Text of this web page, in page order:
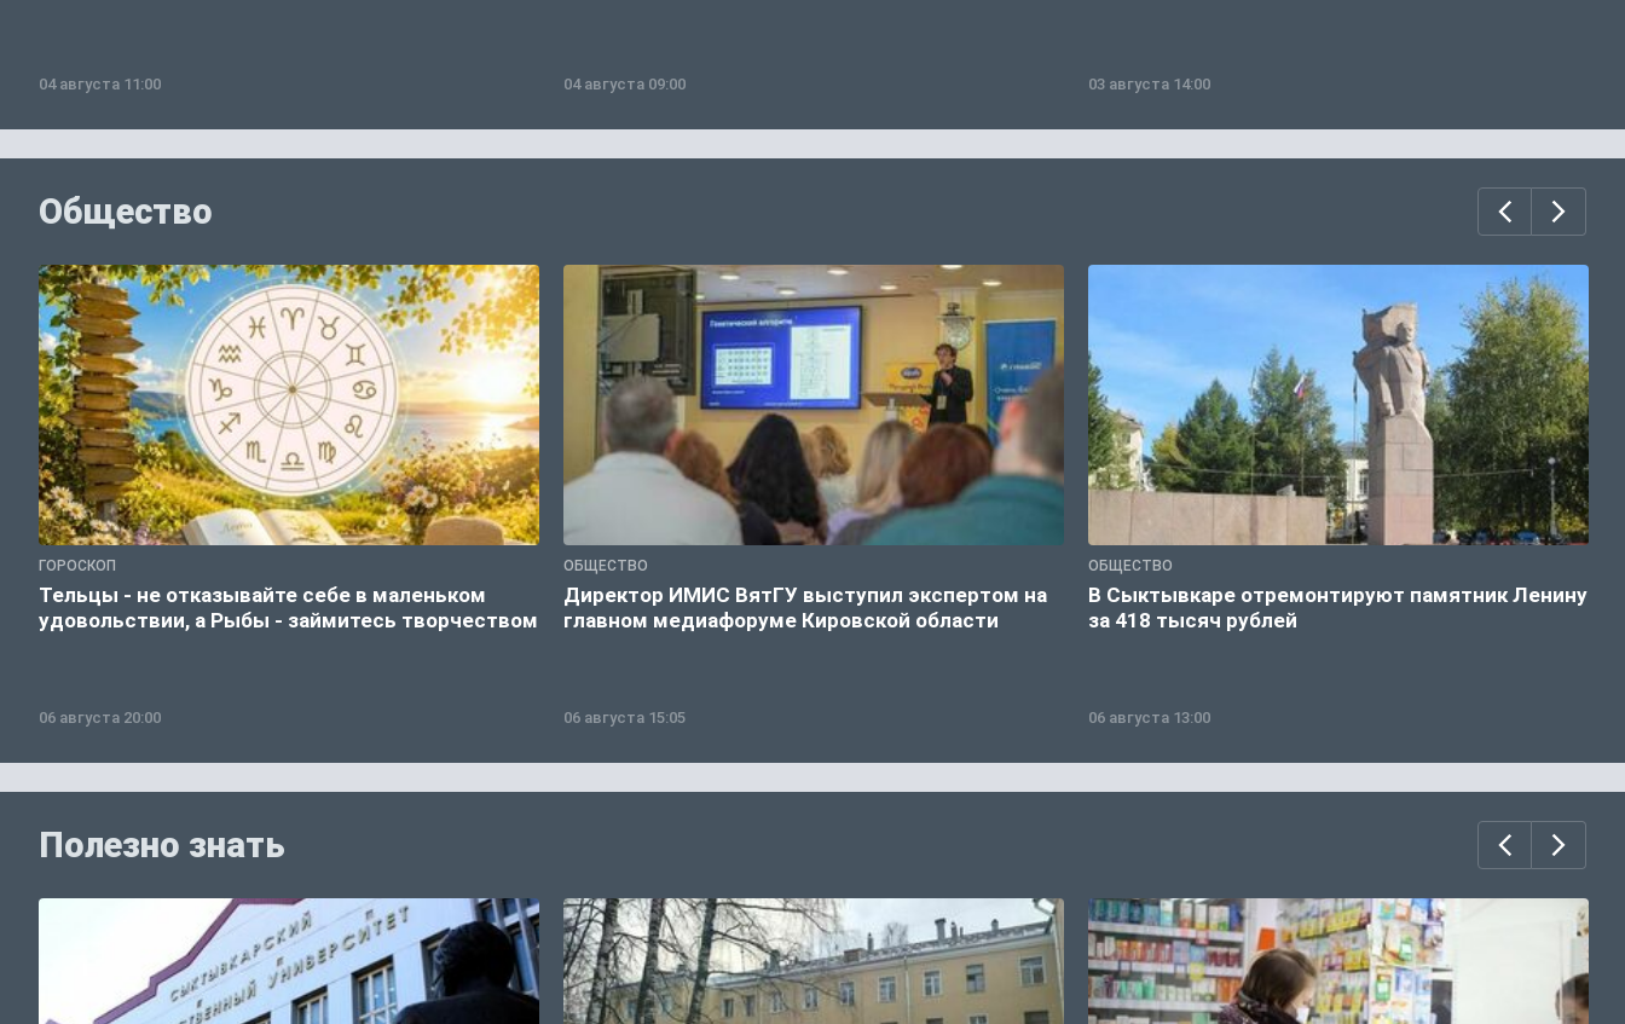
04 августа 11:00 04 августа 09:00 03 августа 14:00
Общество
ГОРОСКОП
Тельцы - не отказывайте себе в маленьком
удовольствии, а Рыбы - займитесь творчеством
06 августа 20:00
ОБЩЕСТВО
Директор ИМИС ВятГУ выступил экспертом на
главном медиафоруме Кировской области
06 августа 15:05
ОБЩЕСТВО
В Сыктывкаре отремонтируют памятник Ленину
за 418 тысяч рублей
06 августа 13:00
Полезно знать